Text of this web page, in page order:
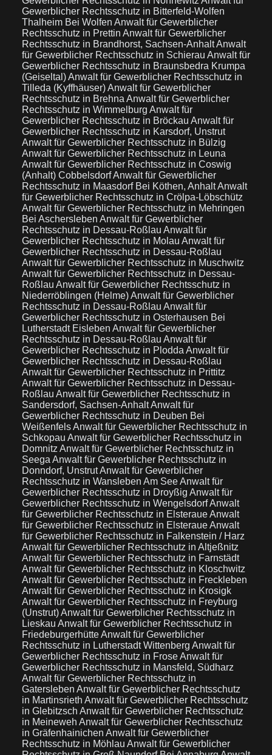
Gewerblicher Rechtsschutz in Bitterfeld-Wolfen
Thalheim Bei Wolfen Anwalt für Gewerblicher
Rechtsschutz in Prettin Anwalt für Gewerblicher
Rechtsschutz in Brandhorst, Sachsen-AnhaltAnwalt
für Gewerblicher Rechtsschutz in Schierau Anwalt für
Gewerblicher Rechtsschutz in Braunsbedra Krumpa
(Geiseltal)Anwalt für Gewerblicher Rechtsschutz in
Tilleda (Kyffhäuser)Anwalt für Gewerblicher
Rechtsschutz in Brehna Anwalt für Gewerblicher
Rechtsschutz in Wimmelburg Anwalt für
Gewerblicher Rechtsschutz in Bröckau Anwalt für
Gewerblicher Rechtsschutz in Karsdorf, Unstrut
Anwalt für Gewerblicher Rechtsschutz in Bülzig
Anwalt für Gewerblicher Rechtsschutz in Leuna
Anwalt für Gewerblicher Rechtsschutz in Coswig
(Anhalt) CobbelsdorfAnwalt für Gewerblicher
Rechtsschutz in Maasdorf Bei Köthen, AnhaltAnwalt
für Gewerblicher Rechtsschutz in Crölpa-Löbschütz
Anwalt für Gewerblicher Rechtsschutz in Mehringen
Bei Aschersleben Anwalt für Gewerblicher
Rechtsschutz in Dessau-Roßlau Anwalt für
Gewerblicher Rechtsschutz in Molau Anwalt für
Gewerblicher Rechtsschutz in Dessau-Roßlau
Anwalt für Gewerblicher Rechtsschutz in Muschwitz
Anwalt für Gewerblicher Rechtsschutz in Dessau-
Roßlau Anwalt für Gewerblicher Rechtsschutz in
Niederröblingen (Helme)Anwalt für Gewerblicher
Rechtsschutz in Dessau-Roßlau Anwalt für
Gewerblicher Rechtsschutz in Osterhausen Bei
Lutherstadt Eisleben Anwalt für Gewerblicher
Rechtsschutz in Dessau-Roßlau Anwalt für
Gewerblicher Rechtsschutz in Plodda Anwalt für
Gewerblicher Rechtsschutz in Dessau-Roßlau
Anwalt für Gewerblicher Rechtsschutz in Prittitz
Anwalt für Gewerblicher Rechtsschutz in Dessau-
Roßlau Anwalt für Gewerblicher Rechtsschutz in
Sandersdorf, Sachsen-AnhaltAnwalt für
Gewerblicher Rechtsschutz in Deuben Bei
WeißenfelsAnwalt für Gewerblicher Rechtsschutz in
Schkopau Anwalt für Gewerblicher Rechtsschutz in
Domnitz Anwalt für Gewerblicher Rechtsschutz in
Seega Anwalt für Gewerblicher Rechtsschutz in
Donndorf, UnstrutAnwalt für Gewerblicher
Rechtsschutz in Wansleben Am SeeAnwalt für
Gewerblicher Rechtsschutz in Droyßig Anwalt für
Gewerblicher Rechtsschutz in WengelsdorfAnwalt
für Gewerblicher Rechtsschutz in ElsteraueAnwalt
für Gewerblicher Rechtsschutz in ElsteraueAnwalt
für Gewerblicher Rechtsschutz in Falkenstein / Harz
Anwalt für Gewerblicher Rechtsschutz in Altjeßnitz
Anwalt für Gewerblicher Rechtsschutz in Farnstädt
Anwalt für Gewerblicher Rechtsschutz in Kloschwitz
Anwalt für Gewerblicher Rechtsschutz in Freckleben
Anwalt für Gewerblicher Rechtsschutz in Krosigk
Anwalt für Gewerblicher Rechtsschutz in Freyburg
(Unstrut)Anwalt für Gewerblicher Rechtsschutz in
Lieskau Anwalt für Gewerblicher Rechtsschutz in
FriedeburgerhütteAnwalt für Gewerblicher
Rechtsschutz in Lutherstadt Wittenberg Anwalt für
Gewerblicher Rechtsschutz in FroseAnwalt für
Gewerblicher Rechtsschutz in Mansfeld, Südharz
Anwalt für Gewerblicher Rechtsschutz in
Gatersleben Anwalt für Gewerblicher Rechtsschutz
in Martinsrieth Anwalt für Gewerblicher Rechtsschutz
in Glebitzsch Anwalt für Gewerblicher Rechtsschutz
in Meineweh Anwalt für Gewerblicher Rechtsschutz
in Gräfenhainichen Anwalt für Gewerblicher
Rechtsschutz in Möhlau Anwalt für Gewerblicher